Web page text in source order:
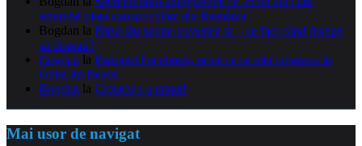
schimbă piața construcțiilor din România
Bogdan la Părul tău spune povestea ta – ce faci când începe
să dispară?
Bogdan la Patronul Facebook, prins ca se uita languros la
iubita lui Bezos
Bogdan la Ciolacu s-a tatuat!
Mai usor de navigat